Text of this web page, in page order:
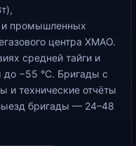
и промышленных
центра ХМАО.
средней тайги и
до −55 °С. Бригады с
и технические отчёты
бригады — 24–48